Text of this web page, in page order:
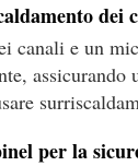
dei
canali e un
assicurando
per la